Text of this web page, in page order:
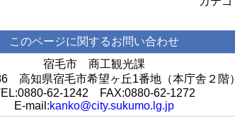
このページに関するお問い合わせ
宿毛市 商工観光課
高知県宿毛市希望ヶ丘1番地（本庁舎２階）
62-1242 FAX:0880-62-1272
E-mail:kanko@city.sukumo.lg.jp